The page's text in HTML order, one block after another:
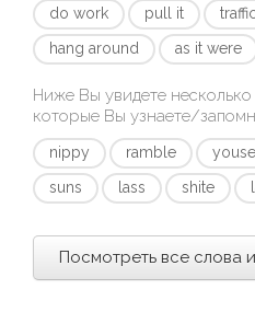
do work
pull it
hang around
as it were
Ниже Вы увидете несколько
которые Вы узнаете/
nippy ramble youse
suns
lass shite
Посмотреть все слова